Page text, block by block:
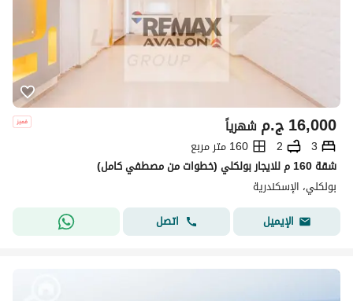
ج.م16,000 شهرياً
3
2
160 متر مربع
شقة 160 م للايجار بولكلي (خطوات من مصطفي كامل)
بولكلي، الإسكندرية
الإيميل
اتصل